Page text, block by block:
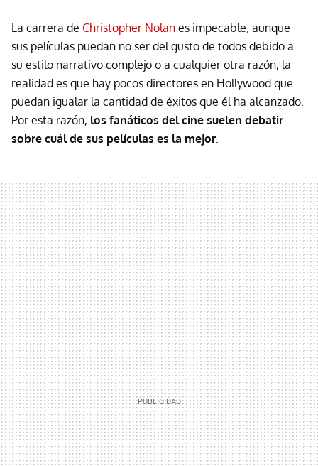
La carrera de Christopher Nolan es impecable; aunque
sus películas puedan no ser del gusto de todos debido a
su estilo narrativo complejo o a cualquier otra razón, la
realidad es que hay pocos directores en Hollywood que
puedan igualar la cantidad de éxitos que él ha alcanzado.
Por esta razón, los fanáticos del cine suelen debatir
sobre cuál de sus películas es la mejor.